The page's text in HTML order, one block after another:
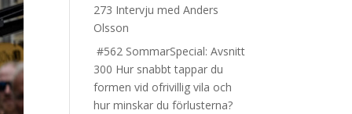
273 Intervju med Anders
Olsson
#562 SommarSpecial: Avsnitt
300 Hur snabbt tappar du
formen vid ofrivillig vila och
hur minskar du förlusterna?